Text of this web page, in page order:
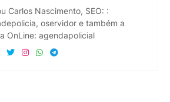
Carlos Nascimento, SEO: :
oservidor e também a
OnLine: agendapolicial